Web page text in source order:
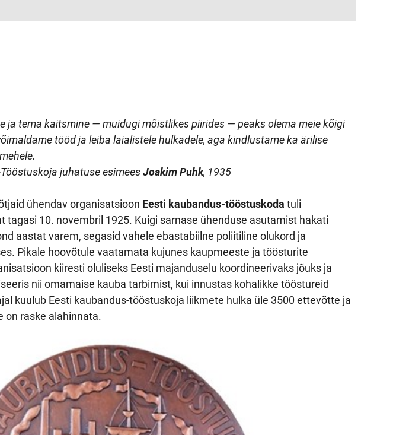
ja tema kaitsmine — muidugi mõistlikes piirides — peaks olema meie kõigi
tööd ja leiba laialistele hulkadele, aga kindlustame ka ärilise
juhatuse esimeesJoakim Puhk, 1935
ühendav organisatsioon Eesti kaubandus-tööstuskoda tuli
tagasi 10. novembril 1925. Kuigi sarnase ühenduse asutamist hakati
aastat varem, segasid vahele ebastabiilne poliitiline olukord ja
Pikale hoovõtule vaatamata kujunes kaupmeeste ja töösturite
kiiresti oluliseks Eesti majanduselu koordineerivaks jõuks ja
nii omamaise kauba tarbimist, kui innustas kohalikke tööstureid
kuulub Eesti kaubandus-tööstuskoja liikmete hulka üle 3500 ettevõtte ja
on raske alahinnata.